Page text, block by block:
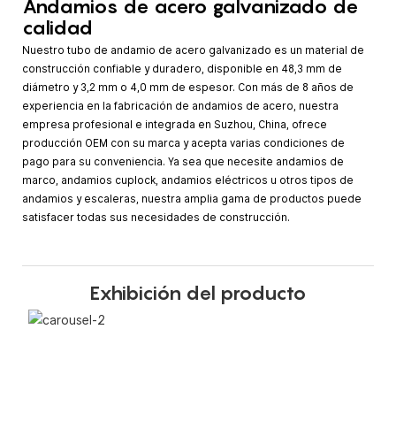
Andamios de acero galvanizado de
calidad
Nuestro tubo de andamio de acero galvanizado es un material de
construcción confiable y duradero, disponible en 48,3 mm de
diámetro y 3,2 mm o 4,0 mm de espesor. Con más de 8 años de
experiencia en la fabricación de andamios de acero, nuestra
empresa profesional e integrada en Suzhou, China, ofrece
producción OEM con su marca y acepta varias condiciones de
pago para su conveniencia. Ya sea que necesite andamios de
marco, andamios cuplock, andamios eléctricos u otros tipos de
andamios y escaleras, nuestra amplia gama de productos puede
satisfacer todas sus necesidades de construcción.
Exhibición del producto